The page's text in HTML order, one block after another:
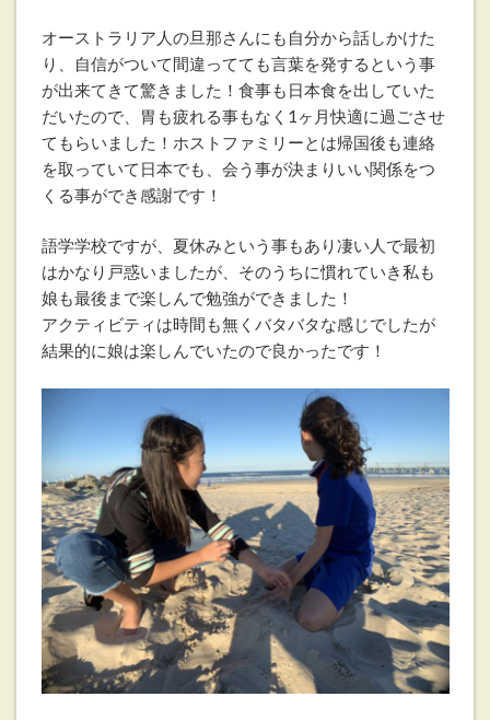
オーストラリア人の旦那さんにも自分から話しかけた
り、自信がついて間違ってても言葉を発するという事
が出来てきて驚きました！食事も日本食を出していた
だいたので、胃も疲れる事もなく1ヶ月快適に過ごさせ
てもらいました！ホストファミリーとは帰国後も連絡
を取っていて日本でも、会う事が決まりいい関係をつ
くる事ができ感謝です！
語学学校ですが、夏休みという事もあり凄い人で最初
はかなり戸惑いましたが、そのうちに慣れていき私も
娘も最後まで楽しんで勉強ができました！
アクティビティは時間も無くバタバタな感じでしたが
結果的に娘は楽しんでいたので良かったです！